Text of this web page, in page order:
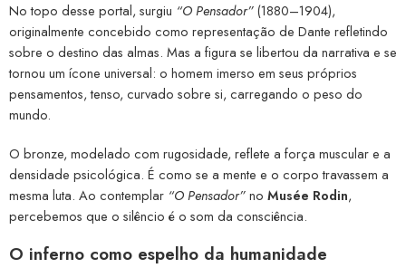
No topo desse portal, surgiu “O Pensador”(1880–1904),
originalmente concebido como representação de Dante refletindo
sobre o destino das almas. Mas a figura se libertou da narrativa e se
tornou um ícone universal: o homem imerso em seus próprios
pensamentos, tenso, curvado sobre si, carregando o peso do
mundo.
O bronze, modelado com rugosidade, reflete a força muscular e a
densidade psicológica. É como se a mente e o corpo travassem a
mesma luta. Ao contemplar “O Pensador”no Musée Rodin,
percebemos que o silêncio é o som da consciência.
O inferno como espelho da humanidade